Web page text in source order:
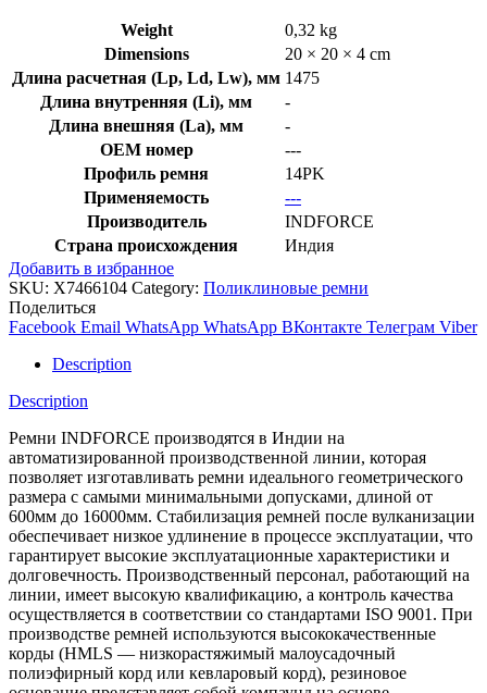
Weight
0,32 kg
Dimensions
20 × 20 × 4 cm
Длина расчетная (Lp, Ld, Lw), мм 1475
Длина внутренняя (Li), мм
-
Длина внешняя (La), мм
-
OEM номер
---
Профиль ремня
14PK
Применяемость
---
Производитель
INDFORCE
Страна происхождения
Индия
Добавить в избранное
SKU: X7466104 Category: Поликлиновые ремни
Поделиться
Facebook Email WhatsApp WhatsApp ВКонтакте Телеграм Viber
Description
Description
Ремни INDFORCE производятся в Индии на
автоматизированной производственной линии, которая
позволяет изготавливать ремни идеального геометрического
размера с самыми минимальными допусками, длиной от
600мм до 16000мм. Стабилизация ремней после вулканизации
обеспечивает низкое удлинение в процессе эксплуатации, что
гарантирует высокие эксплуатационные характеристики и
долговечность. Производственный персонал, работающий на
линии, имеет высокую квалификацию, а контроль качества
осуществляется в соответствии со стандартами ISO 9001. При
производстве ремней используются высококачественные
корды (HMLS — низкорастяжимый малоусадочный
полиэфирный корд или кевларовый корд), резиновое